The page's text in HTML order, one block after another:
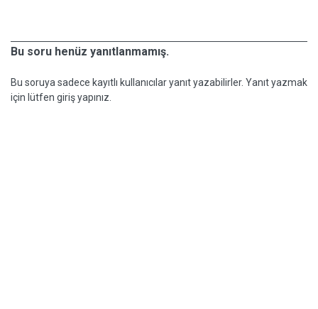
Bu soru henüz yanıtlanmamış.
Bu soruya sadece kayıtlı kullanıcılar yanıt yazabilirler. Yanıt yazmak
için lütfen giriş yapınız.